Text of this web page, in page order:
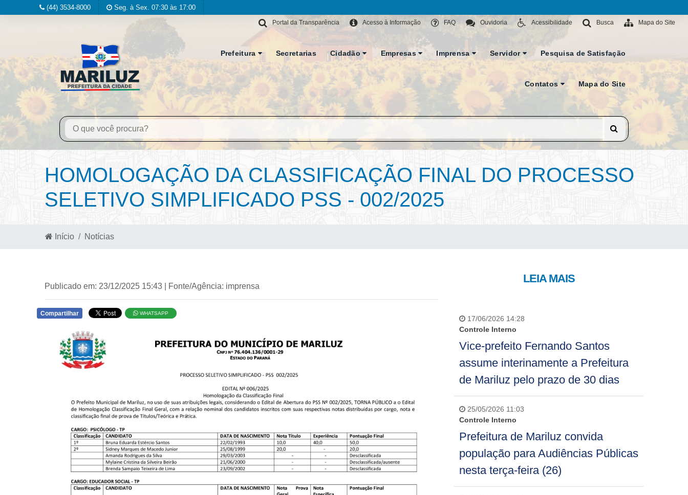
(44) 3534-8000 Seg. à Sex. 07:30 às 17:00
Mapa do Site
Busca
Acessibilidade
Ouvidoria
FAQ
Acesso à Informação
Portal da Transparência
Prefeitura Secretarias Cidadão Empresas Imprensa Servidor Pesquisa de Satisfação
Contatos Mapa do Site
HOMOLOGAÇÃO DA CLASSIFICAÇÃO FINAL DO PROCESSO
SELETIVO SIMPLIFICADO PSS - 002/2025
Início Notícias
Publicado em: 23/12/2025 15:43 | Fonte/Agência: imprensa
Compartilhar WHATSAPP
LEIA MAIS
17/06/2026 14:28
Controle Interno
Vice-prefeito Fernando Santos
assume interinamente a Prefeitura
de Mariluz pelo prazo de 30 dias
25/05/2026 11:03
Controle Interno
Prefeitura de Mariluz convida
população para Audiências Públicas
nesta terça-feira (26)